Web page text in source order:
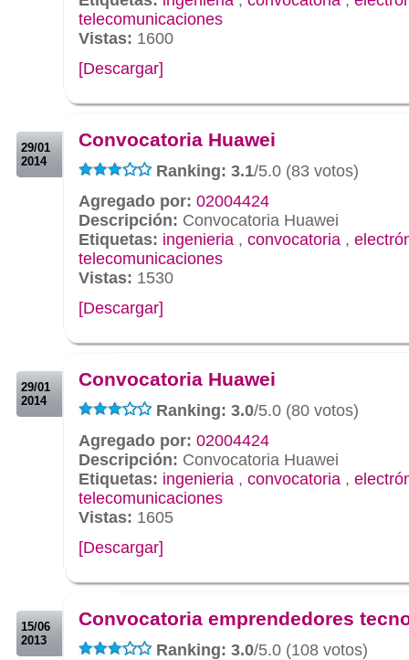
telecomunicaciones
Vistas: 1600
[Descargar]
29/01
2014
Convocatoria Huawei
Ranking: 3.1/5.0 (83 votos)
Agregado por: 02004424
Descripción: Convocatoria Huawei
Etiquetas: ingenieria , convocatoria ,
telecomunicaciones
Vistas: 1530
[Descargar]
29/01
2014
Convocatoria Huawei
Ranking: 3.0/5.0 (80 votos)
Agregado por: 02004424
Descripción: Convocatoria Huawei
Etiquetas: ingenieria , convocatoria ,
telecomunicaciones
Vistas: 1605
[Descargar]
15/06
2013
Convocatoria emprendedores
Ranking: 3.0/5.0 (108 votos)